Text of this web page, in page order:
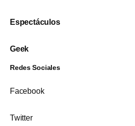
Espectáculos
Geek
Redes Sociales
Facebook
Twitter